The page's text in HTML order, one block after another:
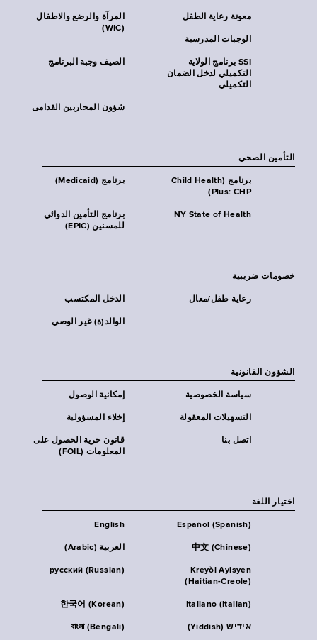
المرآة والرضع والاطفال
(WIC)
معونة رعاية الطفل
الوجبات المدرسية
الصيف وجبة البرنامج
SSI برنامج الولاية
التكميلي لدخل الضمان
التكميلي
شؤون المحاربين القدامى
التأمين الصحي
برنامج (Medicaid)
برنامج (Child Health
Plus: CHP)
برنامج التأمين الدوائي
للمسنين (EPIC)
NY State of Health
خصومات ضريبية
الدخل المكتسب رعاية طفل/معال
الوالد(ة) غير الوصي
الشؤون القانونية
إمكانية الوصول سياسة الخصوصية
إخلاء المسؤولية التسهيلات المعقولة
قانون حرية الحصول على
المعلومات (FOIL)
اتصل بنا
اختيار اللغة
English Español (Spanish)
العربية (Arabic) 中文 (Chinese)
русский (Russian)
Kreyòl Ayisyen
(Haitian-Creole)
한국어 (Korean) Italiano (Italian)
বাংলা (Bengali) אידיש (Yiddish)